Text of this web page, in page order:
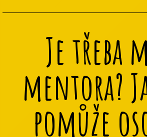
Je třeba
mentora?
pomůže